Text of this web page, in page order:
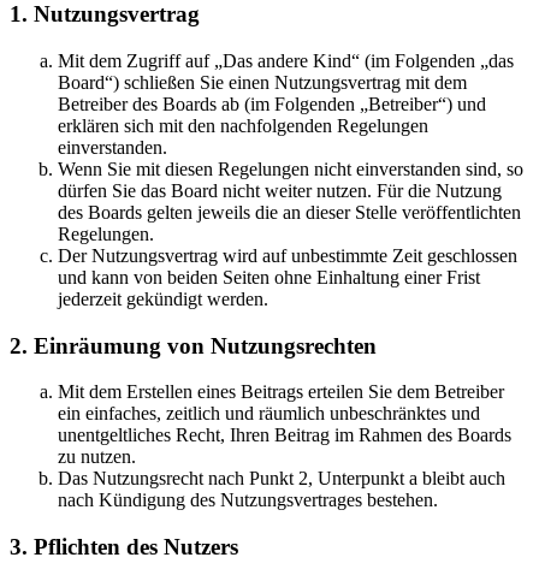
1. Nutzungsvertrag
Mit dem Zugriff auf „Das andere Kind“ (im Folgenden „das
Board“) schließen Sie einen Nutzungsvertrag mit dem
Betreiber des Boards ab (im Folgenden „Betreiber“) und
erklären sich mit den nachfolgenden Regelungen
einverstanden.
Wenn Sie mit diesen Regelungen nicht einverstanden sind, so
dürfen Sie das Board nicht weiter nutzen. Für die Nutzung
des Boards gelten jeweils die an dieser Stelle veröffentlichten
Regelungen.
Der Nutzungsvertrag wird auf unbestimmte Zeit geschlossen
und kann von beiden Seiten ohne Einhaltung einer Frist
jederzeit gekündigt werden.
2. Einräumung von Nutzungsrechten
Mit dem Erstellen eines Beitrags erteilen Sie dem Betreiber
ein einfaches, zeitlich und räumlich unbeschränktes und
unentgeltliches Recht, Ihren Beitrag im Rahmen des Boards
zu nutzen.
Das Nutzungsrecht nach Punkt 2, Unterpunkt a bleibt auch
nach Kündigung des Nutzungsvertrages bestehen.
3. Pflichten des Nutzers